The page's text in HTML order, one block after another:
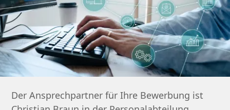
Der Ansprechpartner für Ihre Bewerbung ist